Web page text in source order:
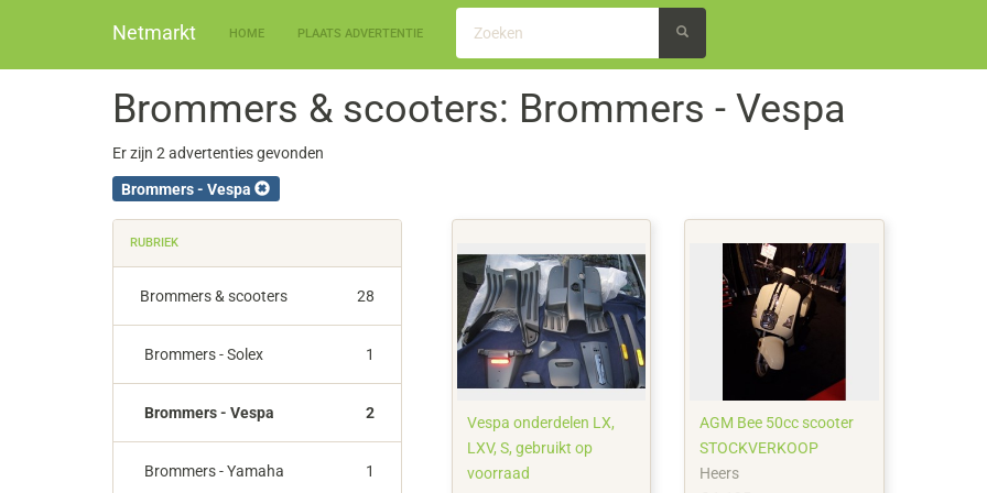
Netmarkt HOME PLAATS ADVERTENTIE
Brommers & scooters: Brommers - Vespa
Er zijn 2 advertenties gevonden
Brommers - Vespa
RUBRIEK
Brommers & scooters 28
Brommers - Solex 1
Brommers - Vespa 2
Brommers - Yamaha 1
Vespa onderdelen LX,
LXV, S, gebruikt op
voorraad
AGM Bee 50cc scooter
STOCKVERKOOP
Heers